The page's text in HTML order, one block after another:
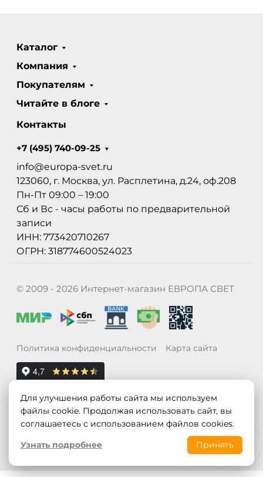
Каталог
Компания
Покупателям
Читайте в блоге
Контакты
+7 (495) 740-09-25
info@europa-svet.ru
123060, г. Москва, ул. Расплетина, д.24, оф.208
Пн-Пт 09:00 – 19:00
Сб и Вс - часы работы по предварительной
записи
ИНН: 773420710267
ОГРН: 318774600524023
© 2009 - 2026 Интернет-магазин ЕВРОПА СВЕТ
Политика конфиденциальности Карта сайта
Для улучшения работы сайта мы используем
файлы cookie. Продолжая использовать сайт, вы
соглашаетесь с использованием файлов cookies.
Узнать подробнее
Принять